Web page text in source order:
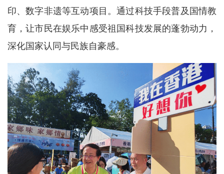
印、数字非遗等互动项目。通过科技手段普及国情教
育，让市民在娱乐中感受祖国科技发展的蓬勃动力，
深化国家认同与民族自豪感。